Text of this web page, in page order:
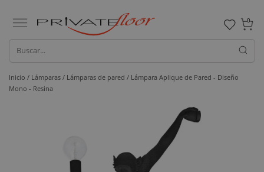
0
Inicio / Lámparas / Lámparas de pared / Lámpara Aplique de Pared - Diseño
Mono - Resina